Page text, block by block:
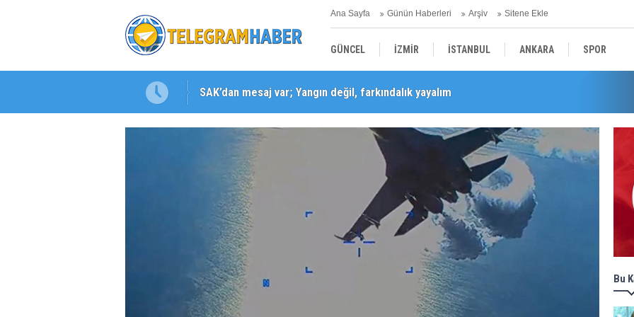
Ana Sayfa Günün Haberleri Arşiv Sitene Ekle
GÜNCEL İZMİR İSTANBUL ANKARA SPOR
YEREL SAĞLIK
SAK’dan mesaj var; Yangın değil, farkındalık yayalım
Karabağlar ‘da Gazeteci Barış Selçuk saygıyla anıldı
Bu